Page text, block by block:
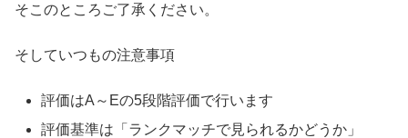
そこのところご了承ください。
そしていつもの注意事項
評価はA～Eの5段階評価で行います
評価基準は「ランクマッチで見られるかどうか」